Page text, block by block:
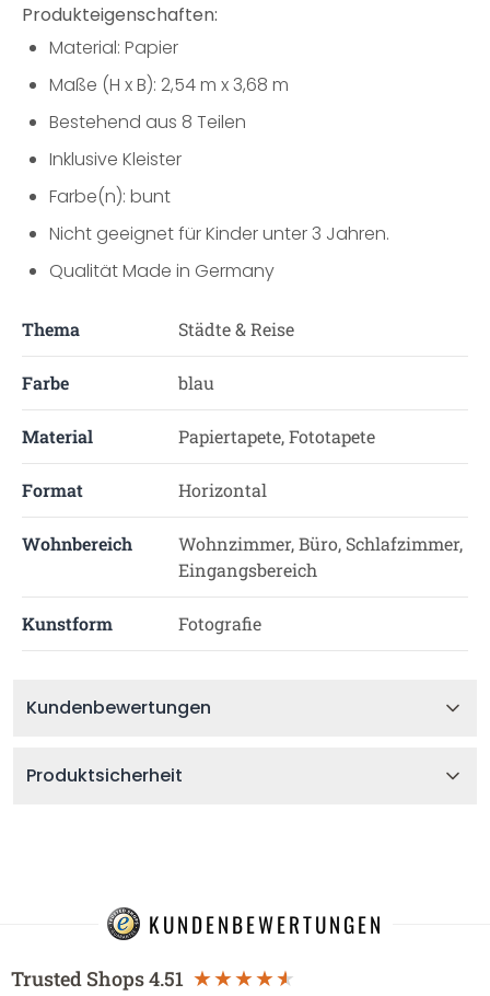
Produkteigenschaften:
Material: Papier
Maße (H x B): 2,54 m x 3,68 m
Bestehend aus 8 Teilen
Inklusive Kleister
Farbe(n): bunt
Nicht geeignet für Kinder unter 3 Jahren.
Qualität Made in Germany
Thema Städte & Reise
Farbe blau
Material Papiertapete, Fototapete
Format Horizontal
Wohnbereich
Wohnzimmer, Büro, Schlafzimmer,
Eingangsbereich
Kunstform Fotografie
Kundenbewertungen
Produktsicherheit
KUNDENBEWERTUNGEN
Trusted Shops4.51